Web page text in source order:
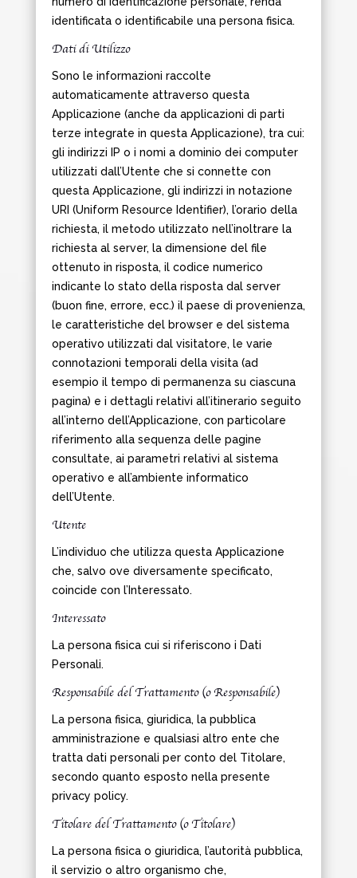
identificata o identificabile una persona fisica.
Dati di Utilizzo
Sono le informazioni raccolte
automaticamente attraverso questa
Applicazione (anche da applicazioni di parti
terze integrate in questa Applicazione), tra cui:
gli indirizzi IP o i nomi a dominio dei computer
utilizzati dall’Utente che si connette con
questa Applicazione, gli indirizzi in notazione
URI (Uniform Resource Identifier), l’orario della
richiesta, il metodo utilizzato nell’inoltrare la
richiesta al server, la dimensione del file
ottenuto in risposta, il codice numerico
indicante lo stato della risposta dal server
(buon fine, errore, ecc.) il paese di provenienza,
le caratteristiche del browser e del sistema
operativo utilizzati dal visitatore, le varie
connotazioni temporali della visita (ad
esempio il tempo di permanenza su ciascuna
pagina) e i dettagli relativi all’itinerario seguito
all’interno dell’Applicazione, con particolare
riferimento alla sequenza delle pagine
consultate, ai parametri relativi al sistema
operativo e all’ambiente informatico
dell’Utente.
Utente
L’individuo che utilizza questa Applicazione
che, salvo ove diversamente specificato,
coincide con l’Interessato.
Interessato
La persona fisica cui si riferiscono i Dati
Personali.
Responsabile del Trattamento (o Responsabile)
La persona fisica, giuridica, la pubblica
amministrazione e qualsiasi altro ente che
tratta dati personali per conto del Titolare,
secondo quanto esposto nella presente
privacy policy.
Titolare del Trattamento (o Titolare)
La persona fisica o giuridica, l’autorità pubblica,
il servizio o altro organismo che,